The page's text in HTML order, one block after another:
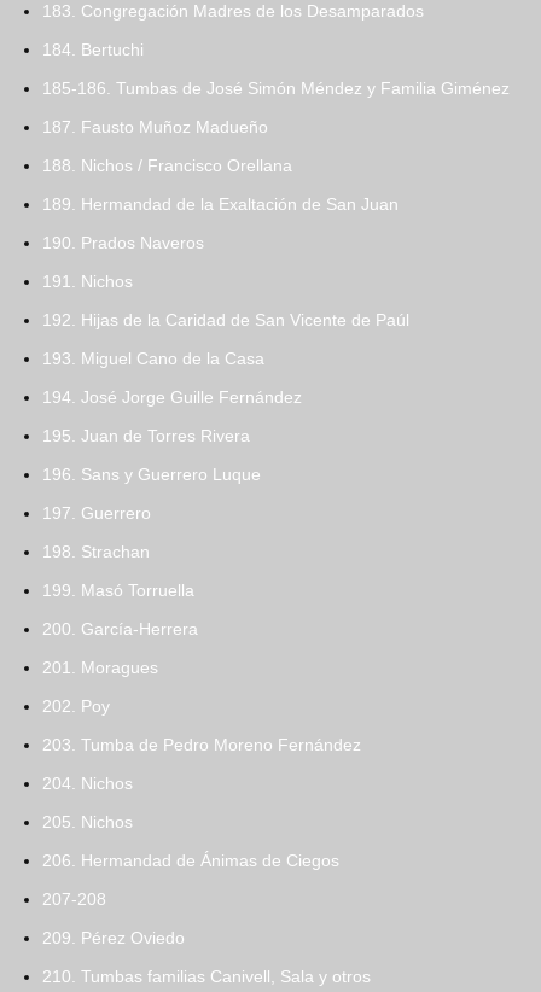
183. Congregación Madres de los Desamparados
184. Bertuchi
185-186. Tumbas de José Simón Méndez y Familia Giménez
187. Fausto Muñoz Madueño
188. Nichos / Francisco Orellana
189. Hermandad de la Exaltación de San Juan
190. Prados Naveros
191. Nichos
192. Hijas de la Caridad de San Vicente de Paúl
193. Miguel Cano de la Casa
194. José Jorge Guille Fernández
195. Juan de Torres Rivera
196. Sans y Guerrero Luque
197. Guerrero
198. Strachan
199. Masó Torruella
200. García-Herrera
201. Moragues
202. Poy
203. Tumba de Pedro Moreno Fernández
204. Nichos
205. Nichos
206. Hermandad de Ánimas de Ciegos
207-208
209. Pérez Oviedo
210. Tumbas familias Canivell, Sala y otros